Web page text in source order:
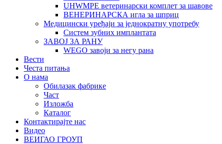
UHWMPE ветеринарски комплет за шавове
ВЕНЕРИНАРСКА игла за шприц
Медицински уређаји за једнократну употребу
Систем зубних имплантата
ЗАВОЈ ЗА РАНУ
WEGO завоји за негу рана
Вести
Честа питања
О нама
Обилазак фабрике
Част
Изложба
Каталог
Контактирајте нас
Видео
ВЕИГАО ГРОУП